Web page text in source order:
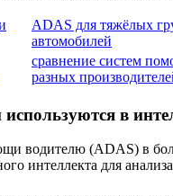
ADAS для тяжёлых
автомобилей
сравнение систем
разных
в
водителю (ADAS) в
интеллекта для